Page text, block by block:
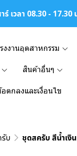
เวลา 08.30 - 17.30
งงานอุตสาหกรรม
สินค้าอื่นๆ
ตกลงและเงื่อนไข
รับ ชุดสครับ สีน้ำเงิน